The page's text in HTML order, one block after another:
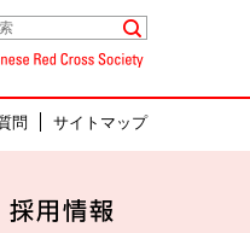
問 サイトマップ
外来担当医表